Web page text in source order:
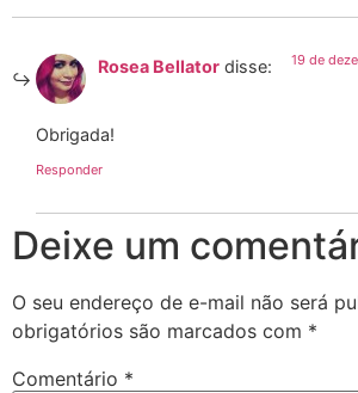
Rosea Bellator disse: 19 de
Obrigada!
Responder
Deixe um
O seu endereço de e-mail não será
obrigatórios são marcados com *
Comentário *